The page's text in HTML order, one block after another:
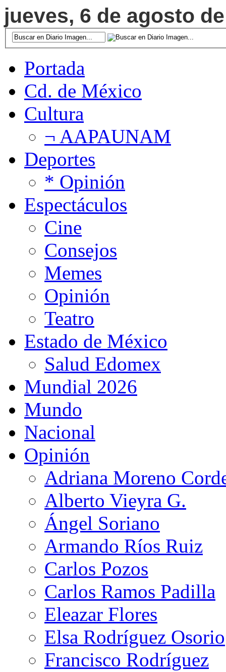
jueves, 6 de agosto
Portada
Cd. de México
Cultura
¬ AAPAUNAM
Deportes
* Opinión
Espectáculos
Cine
Consejos
Memes
Opinión
Teatro
Estado de México
Salud Edomex
Mundial 2026
Mundo
Nacional
Opinión
Adriana Moreno
Alberto Vieyra G.
Ángel Soriano
Armando Ríos Ruiz
Carlos Pozos
Carlos Ramos Padilla
Eleazar Flores
Elsa Rodríguez Osorio
Francisco Rodríguez